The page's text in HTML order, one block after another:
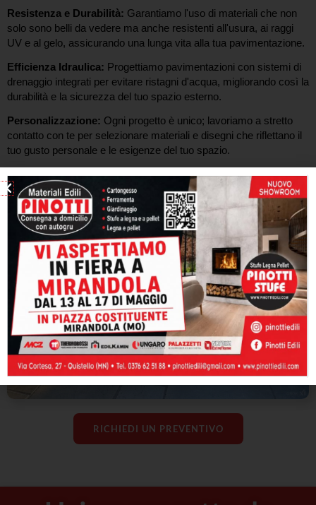
RICHIEDI UN PREVENTIVO
Resistenza e Durabilità: Garantiamo l'uso di materiali che non
solo sono belli da vedere ma anche resistenti all'usura, ai raggi
UV e al gelo, assicurando una lunga vita alla tua pavimentazione.
Efficienza Idraulica: Progettiamo pavimentazioni con sistemi di
drenaggio integrati per evitare ristagni d'acqua, migliorando così la
durabilità e la sicurezza del tuo spazio esterno.
Personalizzazione: Ogni progetto è unico; lavoriamo a stretto
contatto con te per selezionare materiali e disegni che riflettano il
tuo gusto personale e le esigenze del tuo spazio.